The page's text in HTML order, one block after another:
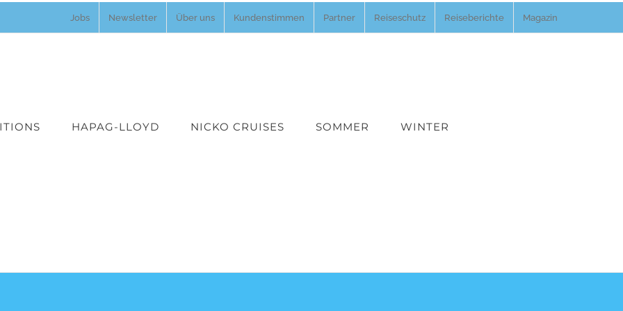
Jobs Newsletter Über uns Kundenstimmen Partner Reiseschutz Reiseberichte Magazin
HAPAG-LLOYD NICKO CRUISES SOMMER WINTER